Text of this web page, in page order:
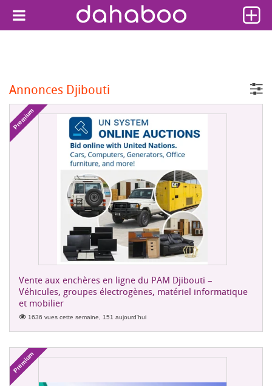
Annonces Djibouti
Premium
Vente aux enchères en ligne du PAM Djibouti –
Véhicules, groupes électrogènes, matériel informatique
et mobilier
1636 vues cette semaine, 151 aujourd'hui
Premium